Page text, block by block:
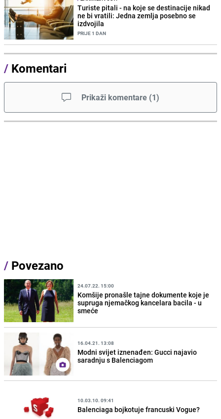
Turiste pitali - na koje se destinacije nikad
ne bi vratili: Jedna zemlja posebno se
izdvojila
PRIJE 1 DAN
/ Komentari
Prikaži komentare (1)
/ Povezano
24.07.22. 15:00
Komšije pronašle tajne dokumente koje je
supruga njemačkog kancelara bacila - u
smeće
16.04.21. 13:08
Modni svijet iznenađen: Gucci najavio
saradnju s Balenciagom
10.03.10. 09:41
Balenciaga bojkotuje francuski Vogue?